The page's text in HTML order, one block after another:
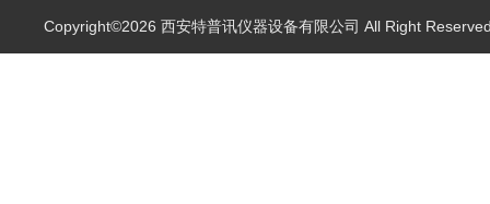
Copyright©2026 西安特普讯仪器设备有限公司 All Right